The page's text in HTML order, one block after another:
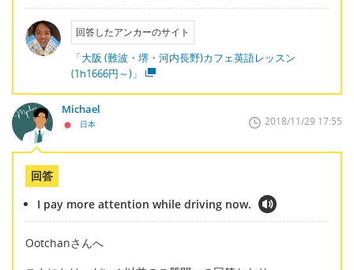
回答したアンカーのサイト
「大阪 (難波・堺・河内長野)カフェ英語レッスン
(1h1666円～)」
Michael
日本 2018/11/29 17:55
回答
I pay more attention while driving now.
Ootchanさんへ